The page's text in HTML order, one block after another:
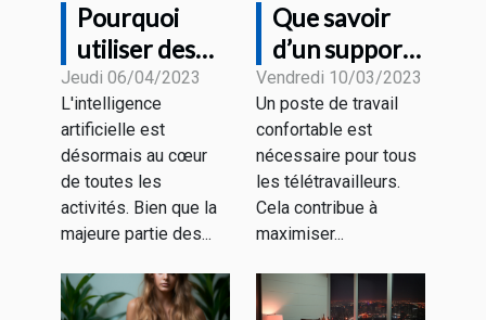
Pourquoi
utiliser des
outils de
rédaction IA ?
Jeudi 06/04/2023
L'intelligence
artificielle est
désormais au cœur
de toutes les
activités. Bien que la
majeure partie des...
Que savoir
d’un support
pour un écran
PC ?
Vendredi 10/03/2023
Un poste de travail
confortable est
nécessaire pour tous
les télétravailleurs.
Cela contribue à
maximiser...